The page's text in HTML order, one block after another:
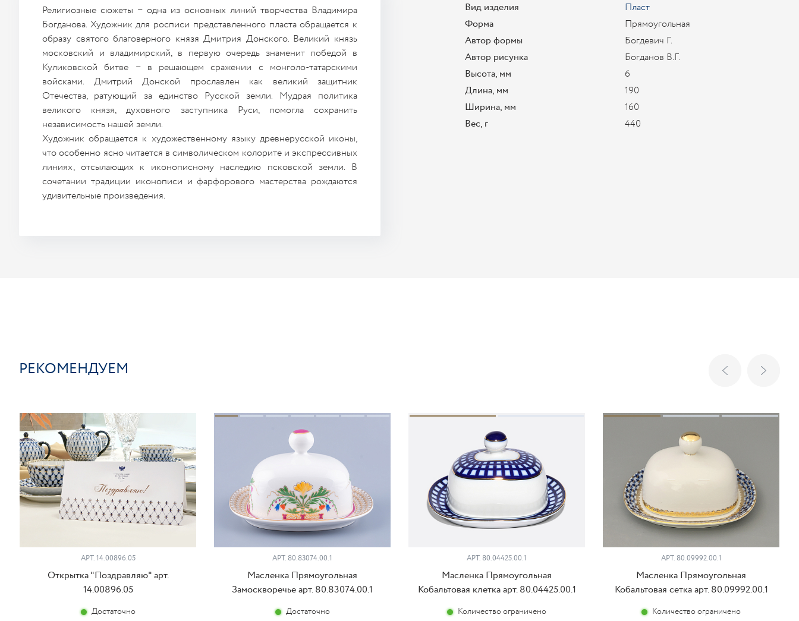
Религиозные сюжеты − одна из основных линий творчества Владимира
Богданова. Художник для росписи представленного пласта обращается к
образу святого благоверного князя Дмитрия Донского. Великий князь
московский и владимирский, в первую очередь знаменит победой в
Куликовской битве − в решающем сражении с монголо-татарскими
войсками. Дмитрий Донской прославлен как великий защитник
Отечества, ратующий за единство Русской земли. Мудрая политика
великого князя, духовного заступника Руси, помогла сохранить
независимость нашей земли.
Художник обращается к художественному языку древнерусской иконы,
что особенно ясно читается в символическом колорите и экспрессивных
линиях, отсылающих к иконописному наследию псковской земли. В
сочетании традиции иконописи и фарфорового мастерства рождаются
удивительные произведения.
Вид изделия
Пласт
Форма
Прямоугольная
Автор формы
Богдевич Г.
Автор рисунка
Богданов В.Г.
Высота, мм
6
Длина, мм
190
Ширина, мм
160
Вес, г
440
РЕКОМЕНДУЕМ
АРТ. 14.00896.05
Открытка "Поздравляю" арт.
14.00896.05
Достаточно
АРТ. 80.83074.00.1
Масленка Прямоугольная
Замоскворечье арт. 80.83074.00.1
Достаточно
АРТ. 80.04425.00.1
Масленка Прямоугольная
Кобальтовая клетка арт. 80.04425.00.1
Количество ограничено
АРТ. 80.09992.00.1
Масленка Прямоугольная
Кобальтовая сетка арт. 80.09992.00.1
Количество ограничено